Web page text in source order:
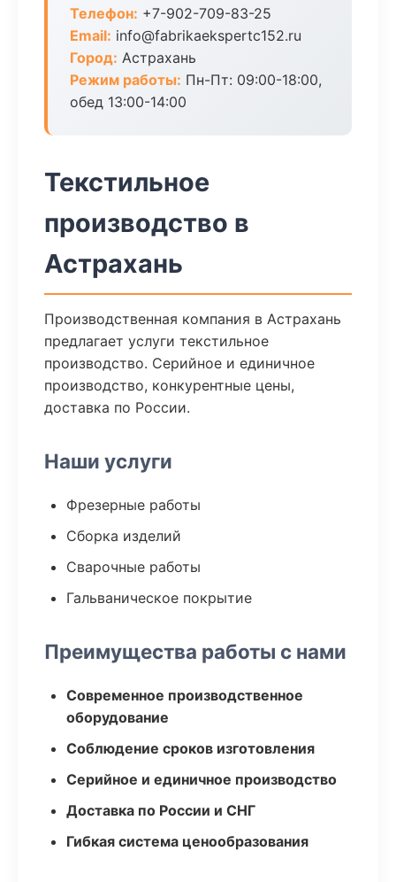
Телефон: +7-902-709-83-25
Email: info@fabrikaekspertc152.ru
Город: Астрахань
Режим работы: Пн-Пт: 09:00-18:00,
обед 13:00-14:00
Текстильное
производство в
Астрахань
Производственная компания в Астрахань
предлагает услуги текстильное
производство. Серийное и единичное
производство, конкурентные цены,
доставка по России.
Наши услуги
Фрезерные работы
Сборка изделий
Сварочные работы
Гальваническое покрытие
Преимущества работы с нами
Современное производственное
оборудование
Соблюдение сроков изготовления
Серийное и единичное производство
Доставка по России и СНГ
Гибкая система ценообразования